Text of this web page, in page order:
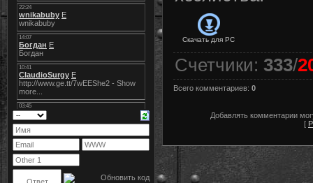
Скачать для PC
Счетчики: 333/
Всего комментариев: 0
Добавлять комментарии
[